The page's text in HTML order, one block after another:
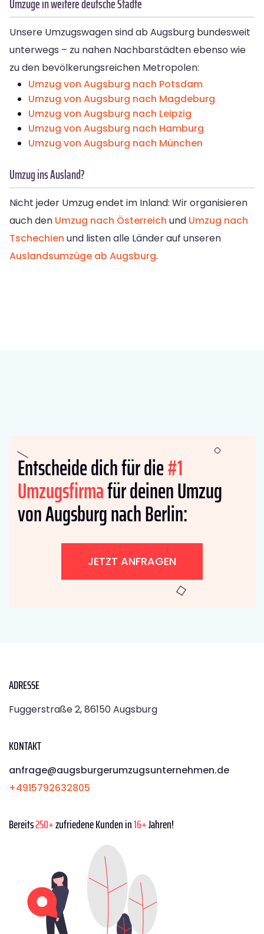
Umzüge in weitere deutsche Städte
Unsere Umzugswagen sind ab Augsburg bundesweit
unterwegs – zu nahen Nachbarstädten ebenso wie
zu den bevölkerungsreichen Metropolen:
Umzug von Augsburg nach Potsdam
Umzug von Augsburg nach Magdeburg
Umzug von Augsburg nach Leipzig
Umzug von Augsburg nach Hamburg
Umzug von Augsburg nach München
Umzug ins Ausland?
Nicht jeder Umzug endet im Inland: Wir organisieren
auch den Umzug nach Österreich und Umzug nach
Tschechien und listen alle Länder auf unseren
Auslandsumzüge ab Augsburg.
Entscheide dich für die#1
Umzugsfirmafür deinen Umzug
von Augsburg nach Berlin:
JETZT ANFRAGEN
ADRESSE
Fuggerstraße 2, 86150 Augsburg
KONTAKT
anfrage@augsburgerumzugsunternehmen.de
+4915792632805
Bereits250+zufriedene Kunden in16+Jahren!